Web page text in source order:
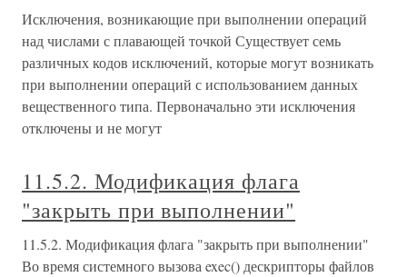
Исключения, возникающие при выполнении операций
над числами с плавающей точкой Существует семь
различных кодов исключений, которые могут возникать
при выполнении операций с использованием данных
вещественного типа. Первоначально эти исключения
отключены и не могут
11.5.2. Модификация флага
"закрыть при выполнении"
11.5.2. Модификация флага "закрыть при выполнении"
Во время системного вызова exec() дескрипторы файлов